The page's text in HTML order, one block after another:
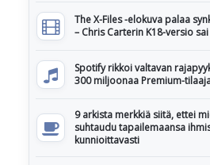
The X-Files -elokuva palaa
– Chris Carterin K18-versio
Spotify rikkoi valtavan
300 miljoonaa Premium-
9 arkista merkkiä siitä, ettei
suhtaudu tapailemaansa
kunnioittavasti